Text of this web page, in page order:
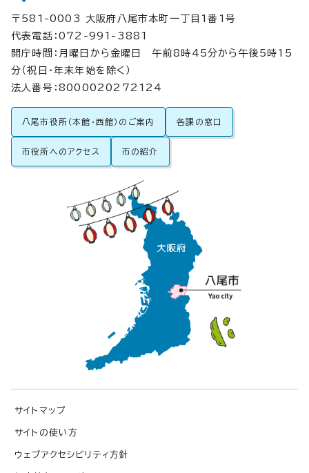
〒581-0003 大阪府八尾市本町一丁目1番1号
代表電話：072-991-3881
開庁時間：月曜日から金曜日 午前8時45分から午後5時15
分（祝日・年末年始を除く）
法人番号：8000020272124
八尾市役所（本館・西館）のご案内 各課の窓口
市役所へのアクセス 市の紹介
サイトマップ
サイトの使い方
ウェブアクセシビリティ方針